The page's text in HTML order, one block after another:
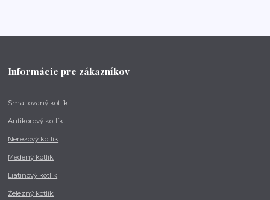
Informácie pre zákazníkov
Smaltovaný kotlík
Antikorový kotlík
Nerezový kotlík
Medený kotlík
Liatinový kotlík
Železný kotlík